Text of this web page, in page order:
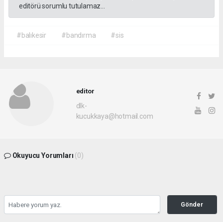
editörü sorumlu tutulamaz...
#balıkesir #bandırma #sis
editor
dlk-
kucukkaya@hotmail.com
Okuyucu Yorumları (0)
Gönder